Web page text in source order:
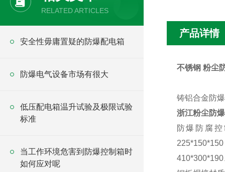
RELATED ARTICLES
安全性毋庸置疑的防爆配电箱
防爆电气设备市场有很大
低压配电箱温升试验及极限试验
标准
当工作环境危害到防爆控制箱时
如何应对呢
产品详情
不锈钢 粉尘
铸铝合金防
浙江粉尘防
防爆防腐
225*150*150
410*300*190